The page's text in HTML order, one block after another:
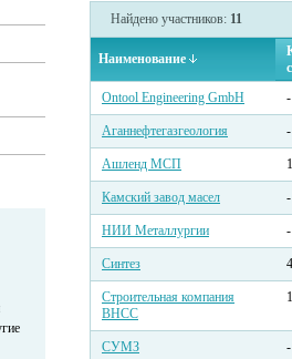
Найдено участников: 11
Наименование
Ontool Engineering GmbH
-
Аганнефтегазгеология -
Ашленд МСП
Камский завод масел -
НИИ Металлургии -
Синтез
Строительная компания
ВНСС
СУМЗ -